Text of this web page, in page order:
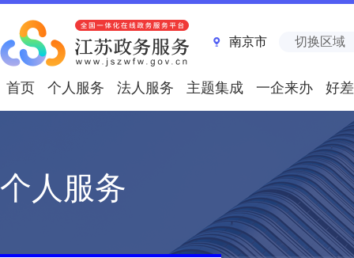
南京市 切换区域
首页 个人服务 法人服务 主题集成 一企来办 好
个人服务